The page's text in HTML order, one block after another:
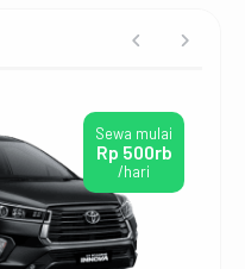
Sewa mulai
Rp 500rb
/hari